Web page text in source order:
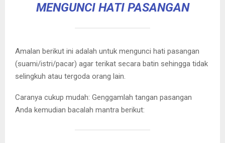
MENGUNCI HATI PASANGAN
Amalan berikut ini adalah untuk mengunci hati pasangan
(suami/istri/pacar) agar terikat secara batin sehingga tidak
selingkuh atau tergoda orang lain.
Caranya cukup mudah: Genggamlah tangan pasangan
Anda kemudian bacalah mantra berikut: